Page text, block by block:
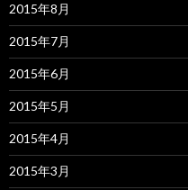
2015年8月
2015年7月
2015年6月
2015年5月
2015年4月
2015年3月